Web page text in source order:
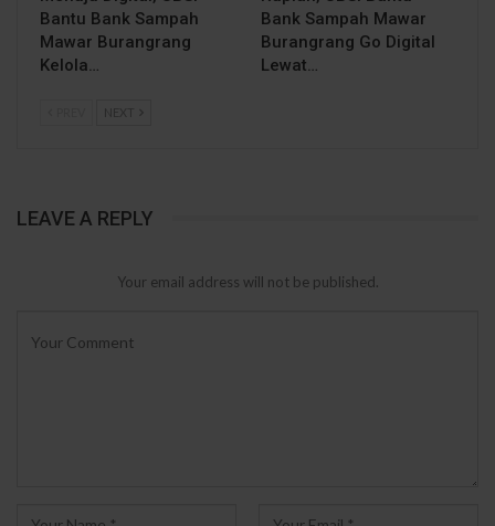
Bantu Bank Sampah
Mawar Burangrang
Kelola…
Bank Sampah Mawar
Burangrang Go Digital
Lewat…
NEXT
LEAVE A REPLY
Your email address will not be published.